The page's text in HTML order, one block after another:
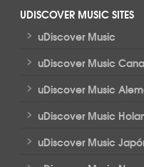
UDISCOVER MUSIC SITES
> uDiscover Music
> uDiscover Music
> uDiscover Music
> uDiscover Music
> uDiscover Music